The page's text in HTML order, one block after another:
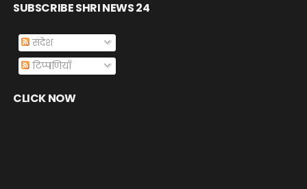
SUBSCRIBE SHRI NEWS 24
संदेश
टिप्पणियाँ
CLICK NOW